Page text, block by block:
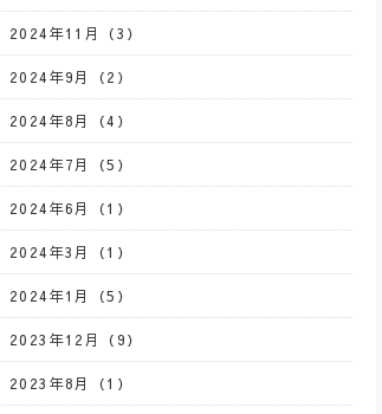
2024年11月（3）
2024年9月（2）
2024年8月（4）
2024年7月（5）
2024年6月（1）
2024年3月（1）
2024年1月（5）
2023年12月（9）
2023年8月（1）